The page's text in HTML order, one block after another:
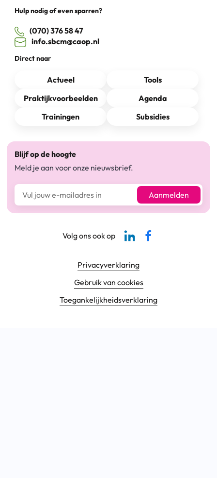
Hulp nodig of even sparren?
(070) 376 58 47
info.sbcm@caop.nl
Direct naar
Actueel
Tools
Praktijkvoorbeelden
Agenda
Trainingen
Subsidies
Blijf op de hoogte
Meld je aan voor onze nieuwsbrief.
E-mailadres* Aanmelden
Footer navigatie
Privacyverklaring
Gebruik van cookies
Toegankelijkheids­verklaring
Volg ons ook op
Linkedin-pagina SBCM
Facebook SBCM